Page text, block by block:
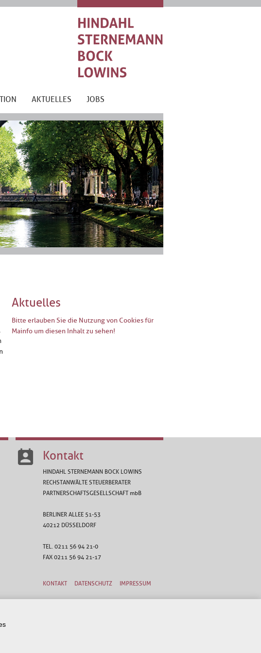
AKTUELLES JOBS
Aktuelles
Bitte erlauben Sie die Nutzung von Cookies für
Mainfo um diesen Inhalt zu sehen!
Kontakt
HINDAHL STERNEMANN BOCK LOWINS
RECHSTANWÄLTE STEUERBERATER
PARTNERSCHAFTSGESELLSCHAFT mbB
BERLINER ALLEE 51-53
40212 DÜSSELDORF
TEL. 0211 56 94 21-0
FAX 0211 56 94 21-17
KONTAKT DATENSCHUTZ IMPRESSUM